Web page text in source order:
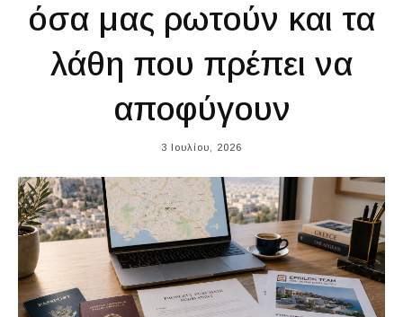
όσα μας ρωτούν και τα
λάθη που πρέπει να
αποφύγουν
3 Ιουλίου, 2026